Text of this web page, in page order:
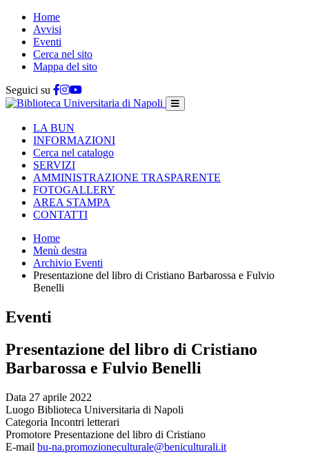
Home
Avvisi
Eventi
Cerca nel sito
Mappa del sito
Seguici su
LA BUN
INFORMAZIONI
Cerca nel catalogo
SERVIZI
AMMINISTRAZIONE TRASPARENTE
FOTOGALLERY
AREA STAMPA
CONTATTI
Home
Menù destra
Archivio Eventi
Presentazione del libro di Cristiano Barbarossa e Fulvio
Benelli
Eventi
Presentazione del libro di Cristiano
Barbarossa e Fulvio Benelli
Data 27 aprile 2022
Luogo Biblioteca Universitaria di Napoli
Categoria Incontri letterari
Promotore Presentazione del libro di Cristiano
E-mail bu-na.promozioneculturale@beniculturali.it